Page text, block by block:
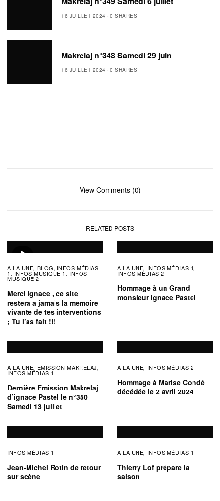
16 JUILLET 2024 0 SHARES
Makrelaj n°348 Samedi 29 juin
16 JUILLET 2024 0 SHARES
View Comments (0)
RELATED POSTS
A LA UNE, BLOG, INFOS MÉDIAS
1 , INFOS MUSIQUE 1 , INFOS
MUSIQUE 2
Merci Ignace , ce site
restera a jamais la memoire
vivante de tes interventions
; Tu l’as fait !!!
A LA UNE, INFOS MÉDIAS 1,
INFOS MÉDIAS 2
Hommage à un Grand
monsieur Ignace Pastel
A LA UNE, EMISSION MAKRELAJ,
INFOS MÉDIAS 1
Dernière Emission Makrelaj
d’ignace Pastel le n°350
Samedi 13 juillet
A LA UNE, INFOS MÉDIAS 2
Hommage à Marise Condé
décédée le 2 avril 2024
INFOS MÉDIAS 1
Jean-Michel Rotin de retour
sur scène
A LA UNE, INFOS MÉDIAS 1
Thierry Lof prépare la
saison